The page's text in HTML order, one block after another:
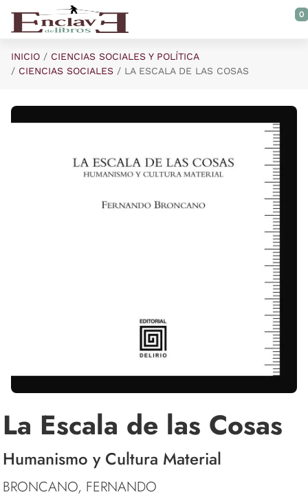
Saltar al contenido principal
0
INICIO
CIENCIAS SOCIALES Y POLÍTICA
CIENCIAS SOCIALES
LA ESCALA DE LAS COSAS
La Escala de las Cosas
Humanismo y Cultura Material
BRONCANO, FERNANDO